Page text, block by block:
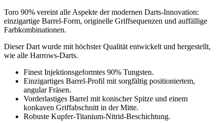
-
18g
Softdarts
Menge
Toro 90% vereint alle Aspekte der modernen Darts-Innovation:
einzigartige Barrel-Form, originelle Griffsequenzen und auffällige
Farbkombinationen.
Dieser Dart wurde mit höchster Qualität entwickelt und hergestellt,
wie alle Harrows-Darts.
Finest Injektionsgeformtes 90% Tungsten.
Einzigartiges Barrel-Profil mit sorgfältig positioniertem,
angular Fräsen.
Vorderlastiges Barrel mit konischer Spitze und einem
konkaven Griffabschnitt in der Mitte.
Robuste Kupfer-Titanium-Nitrid-Beschichtung.